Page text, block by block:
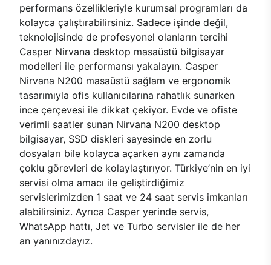
performans özellikleriyle kurumsal programları da
kolayca çalıştırabilirsiniz. Sadece işinde değil,
teknolojisinde de profesyonel olanların tercihi
Casper Nirvana desktop masaüstü bilgisayar
modelleri ile performansı yakalayın. Casper
Nirvana N200 masaüstü sağlam ve ergonomik
tasarımıyla ofis kullanıcılarına rahatlık sunarken
ince çerçevesi ile dikkat çekiyor. Evde ve ofiste
verimli saatler sunan Nirvana N200 desktop
bilgisayar, SSD diskleri sayesinde en zorlu
dosyaları bile kolayca açarken aynı zamanda
çoklu görevleri de kolaylaştırıyor. Türkiye’nin en iyi
servisi olma amacı ile geliştirdiğimiz
servislerimizden 1 saat ve 24 saat servis imkanları
alabilirsiniz. Ayrıca Casper yerinde servis,
WhatsApp hattı, Jet ve Turbo servisler ile de her
an yanınızdayız.